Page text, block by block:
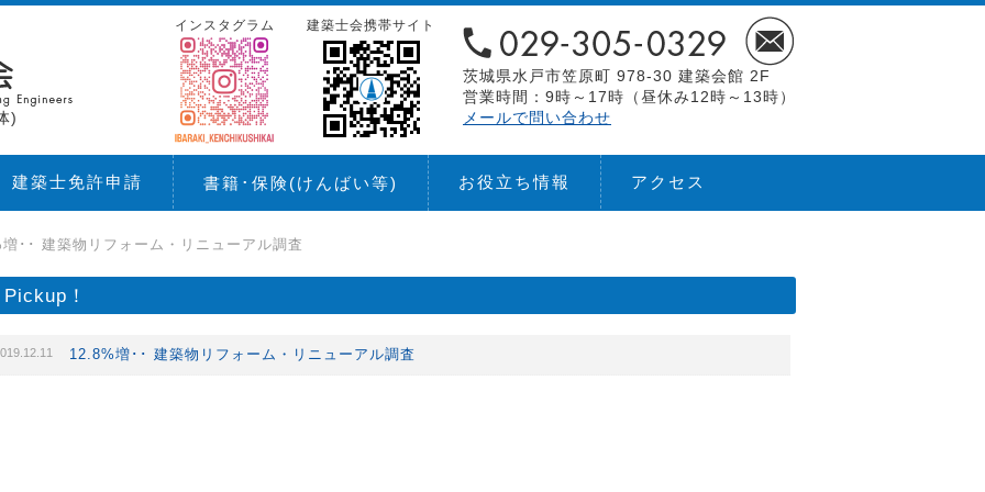
)
茨城県水戸市笠原町 978-30 建築会館 2F
営業時間：9時～17時（昼休み12時～13時）
メールで問い合わせ
建築士会携帯サイト
インスタグラム
建築士免許申請 書籍･保険(けんばい等) お役立ち情報 アクセス
･･ 建築物リフォーム・リニューアル調査
Pickup！
12.8%増･･ 建築物リフォーム・リニューアル調査